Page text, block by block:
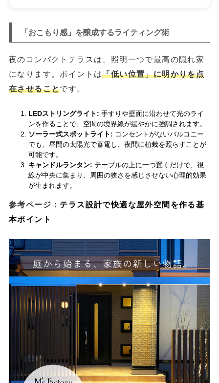
「おこもり感」を醸成するライティング術
夜のコンパクトテラスは、照明一つで最高の隠れ家
になります。ポイントは「低い位置」に明かりを点
在させることです。
LEDストリングライト: 手すりや壁面に沿わせて光のライ
ンを作ることで、空間の境界線が緩やかに強調されます。
ソーラー式スポットライト: コンセントがないバルコニー
でも、昼間の太陽光で蓄電し、夜間に植栽を照らすことが
可能です。
キャンドルランタン: テーブルの上に一つ置くだけで、視
線が中央に集まり、周囲の狭さを感じさせない心理的効果
が生まれます。
参考ページ： テラス設計で快適な屋外空間を作る基
本ポイント